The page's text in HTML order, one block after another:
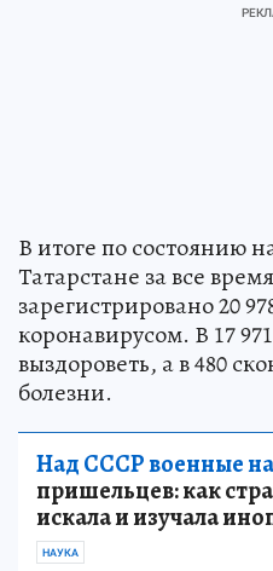
В итоге по состоянию
Татарстане за все
зарегистрировано 20
коронавирусом. В 17
выздороветь, а в 480
болезни.
Над СССР военные
пришельцев: как
искала и изучала
НАУКА